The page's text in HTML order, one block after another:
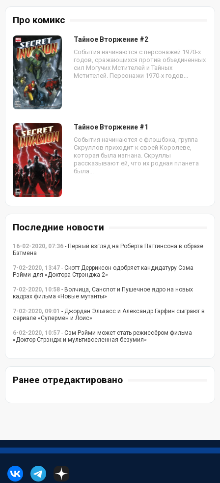
Про комикс
Тайное Вторжение #2
События начинаются с персонажей 1970-х
годов, сражающихся против объединенных
сил Могучих Мстителей и Тайных
Мстителей. Персонажи 1970-х годов...
Тайное Вторжение #1
События начинаются с флэшбэка, группа
Скруллов приходит к своей Королеве,
которая была изгнана. Скруллы
рассказывают ей, что их родная планета
была...
Последние новости
16-02-2020, 07:36 - Первый взгляд на Роберта Паттинсона в образе
Бэтмена
7-02-2020, 13:47 - Скотт Дерриксон одобряет кандидатуру Сэма
Рэйми для «Доктора Стрэнджа 2»
7-02-2020, 10:58 - Волчица, Санспот и Пушечное ядро на новых
кадрах фильма «Новые мутанты»
7-02-2020, 09:01 - Джордан Эльзасс и Александр Гарфин сыграют в
сериале «Супермен и Лоис»
6-02-2020, 10:57 - Сэм Рэйми может стать режиссёром фильма
«Доктор Стрэндж и мультивселенная безумия»
Ранее отредактировано